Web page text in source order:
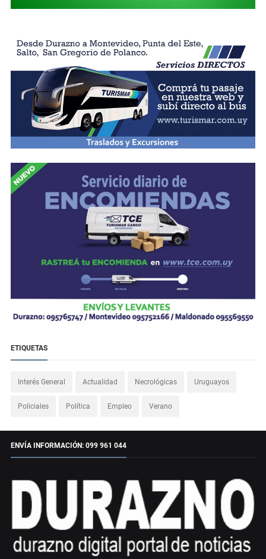
ETIQUETAS
Interés General Actualidad Necrológicas Uruguayos
Policiales Política Empleo Verano
ENVÍA INFORMACIÓN: 099 961 044